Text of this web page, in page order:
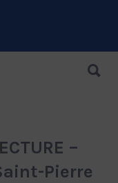
1995
–
Pierre